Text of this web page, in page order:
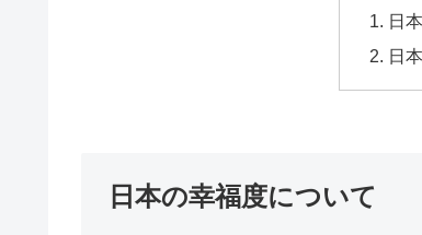
日
日
日本の幸福度について